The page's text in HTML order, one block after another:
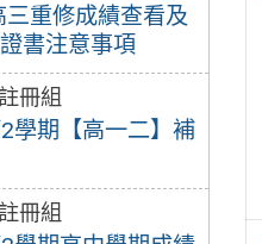
重修成績查看及
書注意事項
冊組
學期【高一二】補
冊組